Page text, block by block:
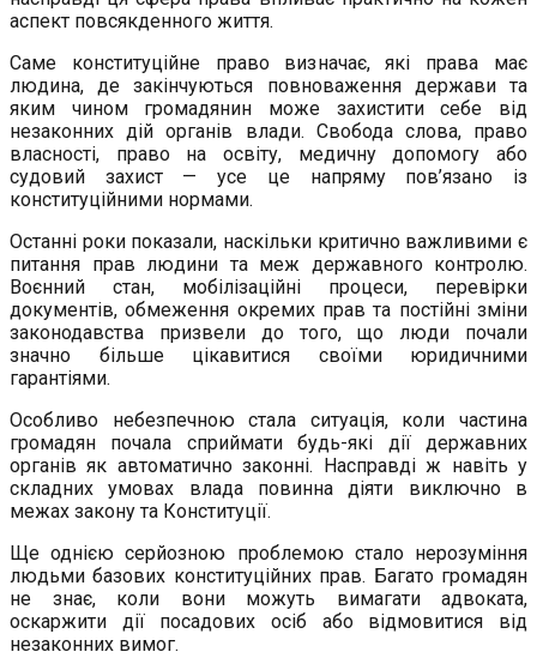
аспект повсякденного життя.
Саме конституційне право визначає, які права має
людина, де закінчуються повноваження держави та
яким чином громадянин може захистити себе від
незаконних дій органів влади. Свобода слова, право
власності, право на освіту, медичну допомогу або
судовий захист — усе це напряму пов’язано із
конституційними нормами.
Останні роки показали, наскільки критично важливими є
питання прав людини та меж державного контролю.
Воєнний стан, мобілізаційні процеси, перевірки
документів, обмеження окремих прав та постійні зміни
законодавства призвели до того, що люди почали
значно більше цікавитися своїми юридичними
гарантіями.
Особливо небезпечною стала ситуація, коли частина
громадян почала сприймати будь-які дії державних
органів як автоматично законні. Насправді ж навіть у
складних умовах влада повинна діяти виключно в
межах закону та Конституції.
Ще однією серйозною проблемою стало нерозуміння
людьми базових конституційних прав. Багато громадян
не знає, коли вони можуть вимагати адвоката,
оскаржити дії посадових осіб або відмовитися від
незаконних вимог.